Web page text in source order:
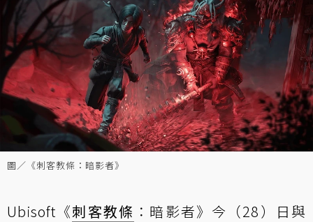
圖／《刺客教條：暗影者》
Ubisoft《刺客教條 ：暗影者》今（28）日與